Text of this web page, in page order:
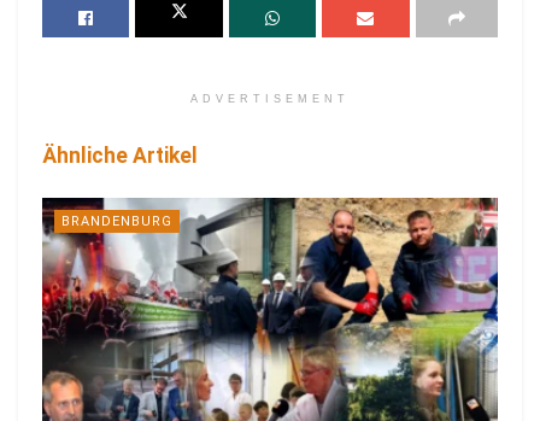
ADVERTISEMENT
Ähnliche Artikel
BRANDENBURG